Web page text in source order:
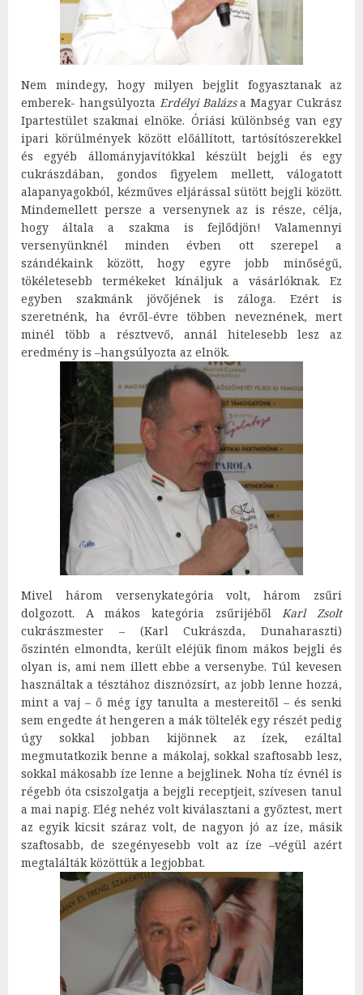
Nem mindegy, hogy milyen bejglit fogyasztanak az
emberek- hangsúlyozta Erdélyi Balázsa Magyar Cukrász
Ipartestület szakmai elnöke. Óriási különbség van egy
ipari körülmények között előállított, tartósítószerekkel
és egyéb állományjavítókkal készült bejgli és egy
cukrászdában, gondos figyelem mellett, válogatott
alapanyagokból, kézműves eljárással sütött bejgli között.
Mindemellett persze a versenynek az is része, célja,
hogy általa a szakma is fejlődjön! Valamennyi
versenyünknél minden évben ott szerepel a
szándékaink között, hogy egyre jobb minőségű,
tökéletesebb termékeket kínáljuk a vásárlóknak. Ez
egyben szakmánk jövőjének is záloga. Ezért is
szeretnénk, ha évről-évre többen neveznének, mert
minél több a résztvevő, annál hitelesebb lesz az
eredmény is –hangsúlyozta az elnök.
Mivel három versenykategória volt, három zsűri
dolgozott. A mákos kategória zsűrijéből Karl Zsolt
cukrászmester – (Karl Cukrászda, Dunaharaszti)
őszintén elmondta, került eléjük finom mákos bejgli és
olyan is, ami nem illett ebbe a versenybe. Túl kevesen
használtak a tésztához disznózsírt, az jobb lenne hozzá,
mint a vaj – ő még így tanulta a mestereitől – és senki
sem engedte át hengeren a mák töltelék egy részét pedig
úgy sokkal jobban kijönnek az ízek, ezáltal
megmutatkozik benne a mákolaj, sokkal szaftosabb lesz,
sokkal mákosabb íze lenne a bejglinek. Noha tíz évnél is
régebb óta csiszolgatja a bejgli receptjeit, szívesen tanul
a mai napig. Elég nehéz volt kiválasztani a győztest, mert
az egyik kicsit száraz volt, de nagyon jó az íze, másik
szaftosabb, de szegényesebb volt az íze –végül azért
megtalálták közöttük a legjobbat.